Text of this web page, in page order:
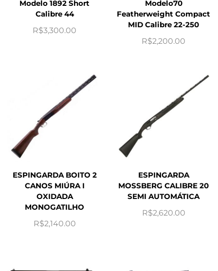
Modelo 1892 Short
Calibre 44
R$3,300.00
Modelo70
Featherweight Compact
MID Calibre 22-250
R$2,200.00
ESPINGARDA BOITO 2
CANOS MIÚRA I
OXIDADA
MONOGATILHO
R$2,140.00
ESPINGARDA
MOSSBERG CALIBRE 20
SEMI AUTOMÁTICA
R$2,620.00